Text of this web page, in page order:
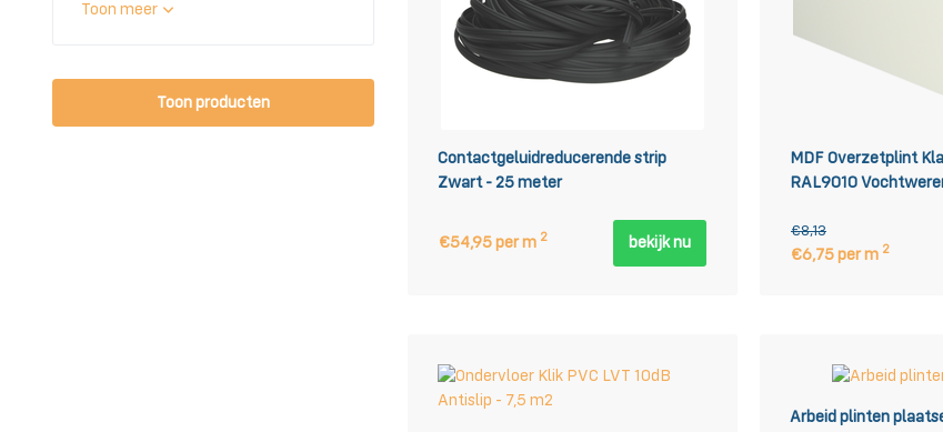
Toon meer
Toon producten
Contactgeluidreducerende strip
Zwart - 25 meter
€54,95 per m 2 bekijk nu
MDF Overzetplint
RAL9010
€8,13
€6,75 per m 2
Arbeid plinten